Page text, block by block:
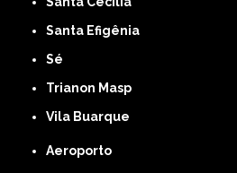
Santa Efigênia
Sé
Trianon Masp
Vila Buarque
Aeroporto